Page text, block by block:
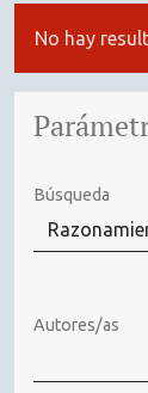
No hay
Búsqueda
Autores/as